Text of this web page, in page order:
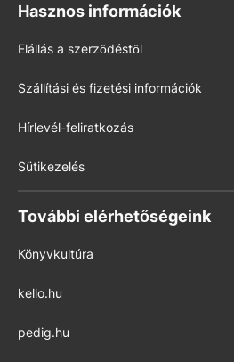
Hasznos információk
Elállás a szerződéstől
Szállítási és fizetési információk
Hírlevél-feliratkozás
Sütikezelés
További elérhetőségeink
Könyvkultúra
kello.hu
pedig.hu